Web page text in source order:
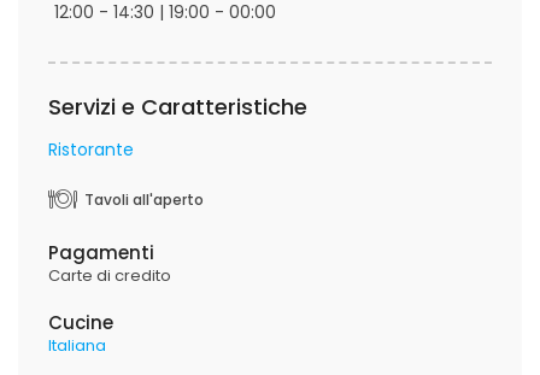
12:00 - 14:30 | 19:00 - 00:00
Servizi e Caratteristiche
Ristorante
Tavoli all'aperto
Pagamenti
Carte di credito
Cucine
Italiana